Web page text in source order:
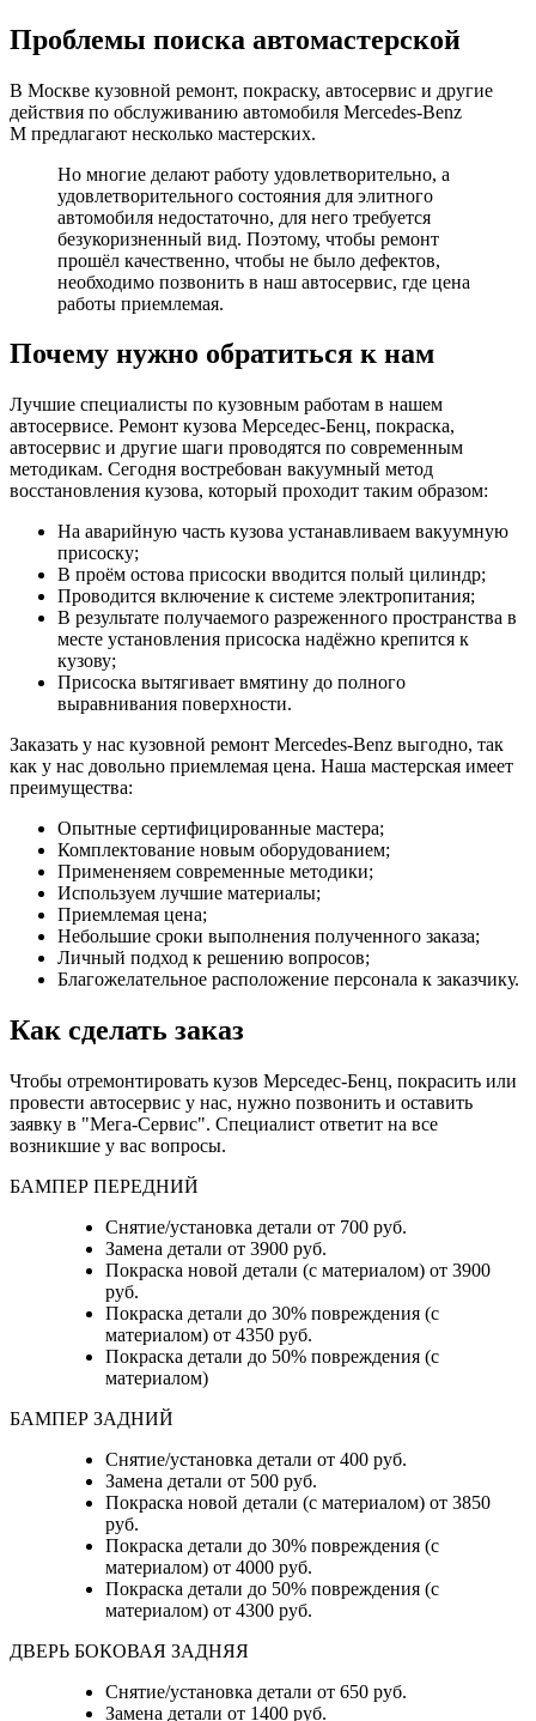
Проблемы поиска автомастерской
В Москве кузовной ремонт, покраску, автосервис и другие
действия по обслуживанию автомобиля Mercedes-Benz
M предлагают несколько мастерских.
Но многие делают работу удовлетворительно, а
удовлетворительного состояния для элитного
автомобиля недостаточно, для него требуется
безукоризненный вид. Поэтому, чтобы ремонт
прошёл качественно, чтобы не было дефектов,
необходимо позвонить в наш автосервис, где цена
работы приемлемая.
Почему нужно обратиться к нам
Лучшие специалисты по кузовным работам в нашем
автосервисе. Ремонт кузова Мерседес-Бенц, покраска,
автосервис и другие шаги проводятся по современным
методикам. Сегодня востребован вакуумный метод
восстановления кузова, который проходит таким образом:
На аварийную часть кузова устанавливаем вакуумную
присоску;
В проём остова присоски вводится полый цилиндр;
Проводится включение к системе электропитания;
В результате получаемого разреженного пространства в
месте установления присоска надёжно крепится к
кузову;
Присоска вытягивает вмятину до полного
выравнивания поверхности.
Заказать у нас кузовной ремонт Mercedes-Benz выгодно, так
как у нас довольно приемлемая цена. Наша мастерская имеет
преимущества:
Опытные сертифицированные мастера;
Комплектование новым оборудованием;
Примененяем современные методики;
Используем лучшие материалы;
Приемлемая цена;
Небольшие сроки выполнения полученного заказа;
Личный подход к решению вопросов;
Благожелательное расположение персонала к заказчику.
Как сделать заказ
Чтобы отремонтировать кузов Мерседес-Бенц, покрасить или
провести автосервис у нас, нужно позвонить и оставить
заявку в "Мега-Сервис". Специалист ответит на все
возникшие у вас вопросы.
БАМПЕР ПЕРЕДНИЙ
Снятие/установка детали от 700 руб.
Замена детали от 3900 руб.
Покраска новой детали (с материалом) от 3900
руб.
Покраска детали до 30% повреждения (с
материалом) от 4350 руб.
Покраска детали до 50% повреждения (с
материалом)
БАМПЕР ЗАДНИЙ
Снятие/установка детали от 400 руб.
Замена детали от 500 руб.
Покраска новой детали (с материалом) от 3850
руб.
Покраска детали до 30% повреждения (с
материалом) от 4000 руб.
Покраска детали до 50% повреждения (с
материалом) от 4300 руб.
ДВЕРЬ БОКОВАЯ ЗАДНЯЯ
Снятие/установка детали от 650 руб.
Замена детали от 1400 руб.